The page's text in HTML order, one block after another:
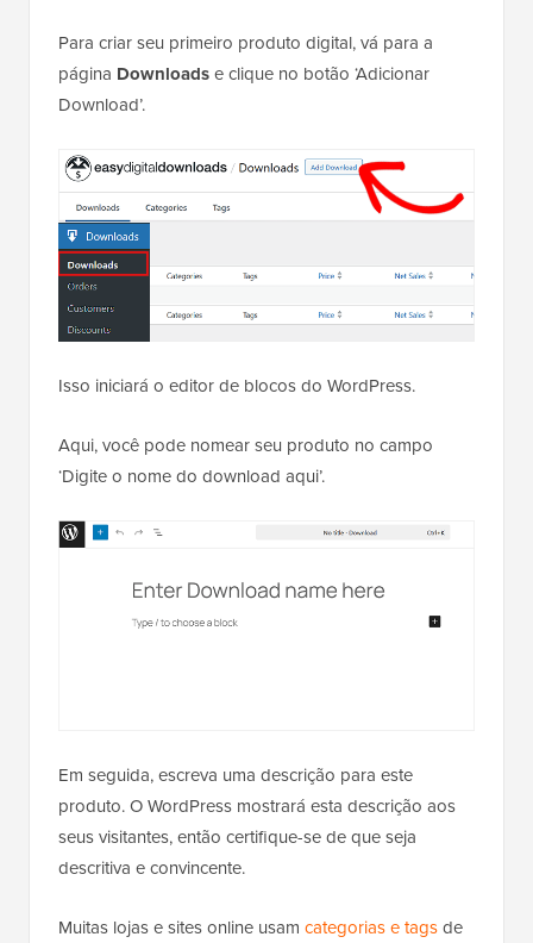
Para criar seu primeiro produto digital, vá para a
página Downloadse clique no botão ‘Adicionar
Download’.
Isso iniciará o editor de blocos do WordPress.
Aqui, você pode nomear seu produto no campo
‘Digite o nome do download aqui’.
Em seguida, escreva uma descrição para este
produto. O WordPress mostrará esta descrição aos
seus visitantes, então certifique-se de que seja
descritiva e convincente.
Muitas lojas e sites online usam categorias e tagsde